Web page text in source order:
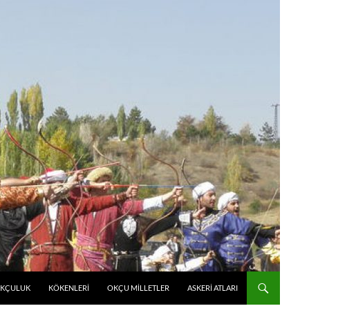
KÖKENLERI OKÇU MILLETLER ASKERI ATLARI